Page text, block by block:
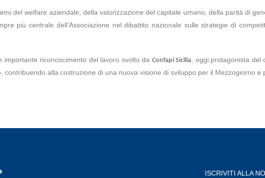
del welfare aziendale, della valorizzazione del capitale umano, della parità di
più centrale dell’Associazione nel dibattito nazionale sulle strategie di
riconoscimento del lavoro svolto da Confapi Sicilia , oggi protagonista
alla costruzione di una nuova visione di sviluppo per il Mezzogiorno e
ISCRIVITI ALLA